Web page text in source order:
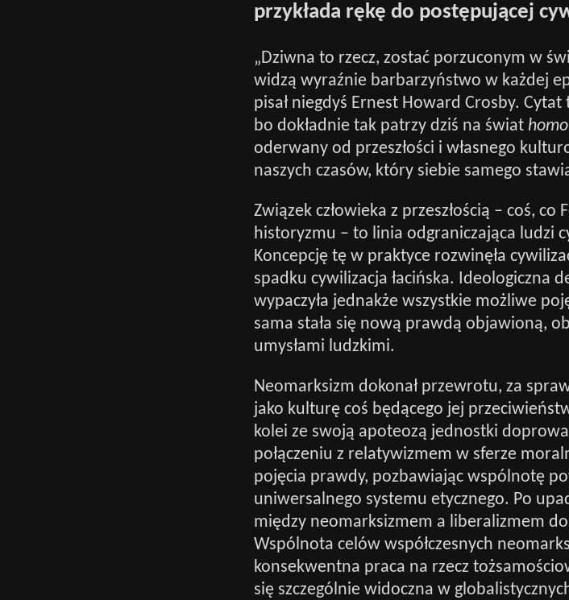
przykłada rękę do postępującej
„Dziwna to rzecz, zostać porzuconym w
widzą wyraźnie barbarzyństwo w każdej
pisał niegdyś Ernest Howard Crosby.
bo dokładnie tak patrzy dziś na świat
oderwany od przeszłości i własnego
naszych czasów, który siebie samego
Związek człowieka z przeszłością – coś, co
historyzmu – to linia odgraniczająca ludzi
Koncepcję tę w praktyce rozwinęła
spadku cywilizacja łacińska. Ideologiczna
wypaczyła jednakże wszystkie możliwe
sama stała się nową prawdą objawioną,
umysłami ludzkimi.
Neomarksizm dokonał przewrotu, za
jako kulturę coś będącego jej
kolei ze swoją apoteozą jednostki
połączeniu z relatywizmem w sferze
pojęcia prawdy, pozbawiając wspólnotę
uniwersalnego systemu etycznego. Po
między neomarksizmem a liberalizmem
Wspólnota celów współczesnych
konsekwentna praca na rzecz
się szczególnie widoczna w